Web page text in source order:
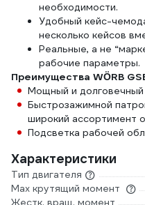
необходимости.
Удобный кейс-
несколько кейсов
Реальные, а не
рабочие параметры.
Преимущества WÖRB
Мощный и
Быстрозажимной
широкий ассортимент
Подсветка рабочей
Характеристики
Тип двигателя
Max крутящий момент
Жестк. вращ. момент